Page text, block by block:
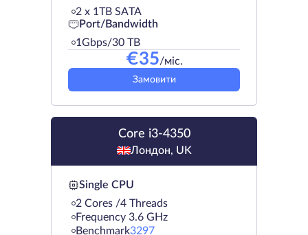
2 х 1TB SATA
Port/Bandwidth
1Gbps/30 TB
€35/міс.
Замовити
Core i3-4350
Лондон, UK
Single CPU
2 Cores /4 Threads
Frequency 3.6 GHz
Benchmark3297